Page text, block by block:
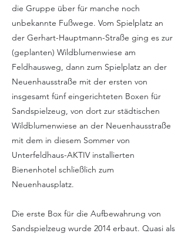
die Gruppe über für manche noch
unbekannte Fußwege. Vom Spielplatz an
der Gerhart-Hauptmann-Straße ging es zur
(geplanten) Wildblumenwiese am
Feldhausweg, dann zum Spielplatz an der
Neuenhausstraße mit der ersten von
insgesamt fünf eingerichteten Boxen für
Sandspielzeug, von dort zur städtischen
Wildblumenwiese an der Neuenhausstraße
mit dem in diesem Sommer von
Unterfeldhaus-AKTIV installierten
Bienenhotel schließlich zum
Neuenhausplatz.
Die erste Box für die Aufbewahrung von
Sandspielzeug wurde 2014 erbaut. Quasi als